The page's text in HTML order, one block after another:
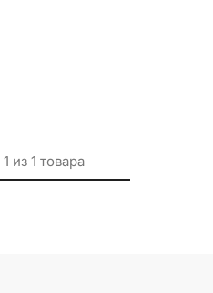
1 из 1 товара